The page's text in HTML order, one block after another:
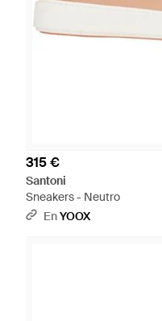
315 €
Santoni
Sneakers - Neutro
EnYOOX